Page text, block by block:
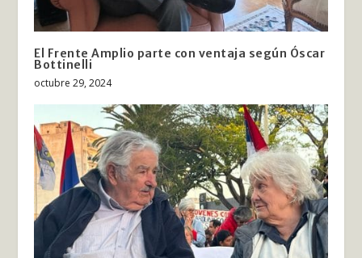
El Frente Amplio parte con ventaja según Óscar
Bottinelli
octubre 29, 2024